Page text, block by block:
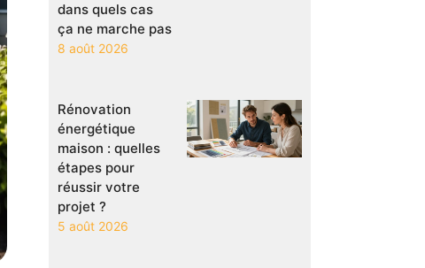
dans quels cas
ça ne marche pas
8 août 2026
Rénovation
énergétique
maison : quelles
étapes pour
réussir votre
projet ?
5 août 2026